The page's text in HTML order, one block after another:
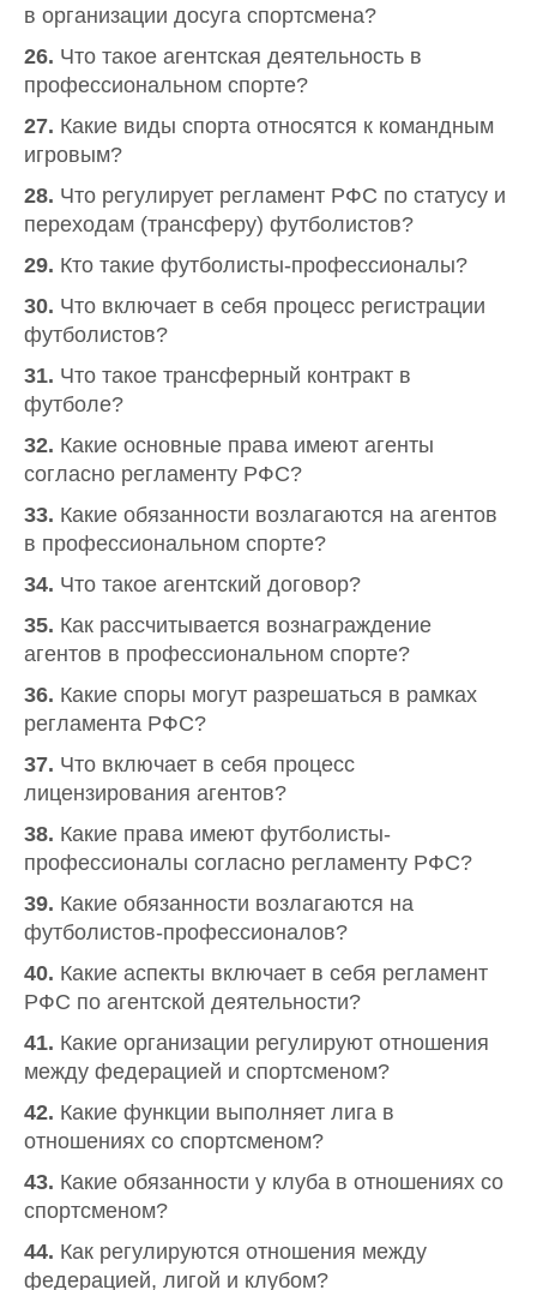
в организации досуга спортсмена?
26. Что такое агентская деятельность в
профессиональном спорте?
27. Какие виды спорта относятся к командным
игровым?
28. Что регулирует регламент РФС по статусу и
переходам (трансферу) футболистов?
29. Кто такие футболисты-профессионалы?
30. Что включает в себя процесс регистрации
футболистов?
31. Что такое трансферный контракт в
футболе?
32. Какие основные права имеют агенты
согласно регламенту РФС?
33. Какие обязанности возлагаются на агентов
в профессиональном спорте?
34. Что такое агентский договор?
35. Как рассчитывается вознаграждение
агентов в профессиональном спорте?
36. Какие споры могут разрешаться в рамках
регламента РФС?
37. Что включает в себя процесс
лицензирования агентов?
38. Какие права имеют футболисты-
профессионалы согласно регламенту РФС?
39. Какие обязанности возлагаются на
футболистов-профессионалов?
40. Какие аспекты включает в себя регламент
РФС по агентской деятельности?
41. Какие организации регулируют отношения
между федерацией и спортсменом?
42. Какие функции выполняет лига в
отношениях со спортсменом?
43. Какие обязанности у клуба в отношениях со
спортсменом?
44. Как регулируются отношения между
федерацией, лигой и клубом?